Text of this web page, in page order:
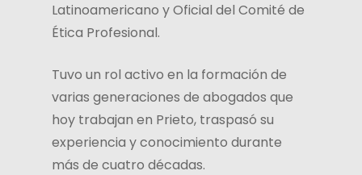
Latinoamericano y Oficial del Comité de
Ética Profesional.
Tuvo un rol activo en la formación de
varias generaciones de abogados que
hoy trabajan en Prieto, traspasó su
experiencia y conocimiento durante
más de cuatro décadas.